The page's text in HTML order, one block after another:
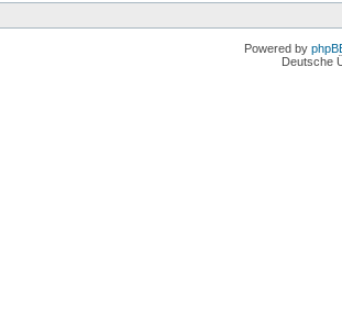
Powered by
Deutsche